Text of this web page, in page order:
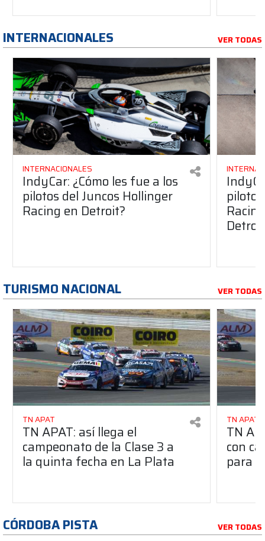
INTERNACIONALES VER TODAS
INTERNACIONALES
IndyCar: ¿Cómo les fue a los
pilotos del Juncos Hollinger
Racing en Detroit?
TURISMO NACIONAL VER TODAS
TN APAT
TN APAT: así llega el
campeonato de la Clase 3 a
la quinta fecha en La Plata
TN APAT
TN
con
para
CÓRDOBA PISTA VER TODAS